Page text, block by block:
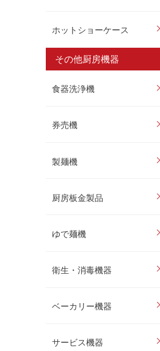
ホットショーケース
その他厨房機器
食器洗浄機
券売機
製麺機
厨房板金製品
ゆで麺機
衛生・消毒機器
ベーカリー機器
サービス機器